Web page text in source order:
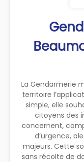
La Gendarmerie
territoire
simple, elle
citoyens des
concernent,
d’urgence,
majeurs. Cette
sans récolte de